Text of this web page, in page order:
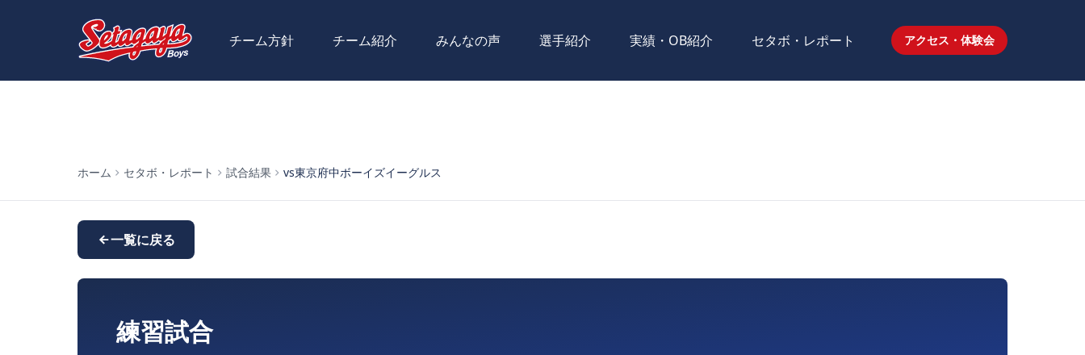
チーム方針 チーム紹介 みんなの声 選手紹介 実績・OB紹介 セタボ・レポート アクセス・体験会
ホーム セタボ・レポート 試合結果 vs東京府中ボーイズイーグルス
一覧に戻る
練習試合